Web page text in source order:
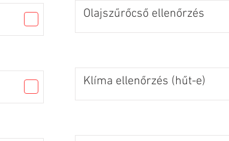
Olajszűrőcső ellenőrzés
Klíma ellenőrzés (hűt-e)